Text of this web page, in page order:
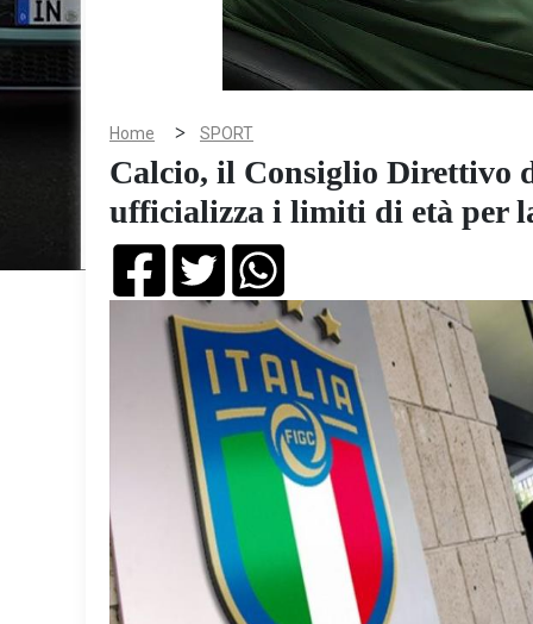
Home > SPORT
Calcio, il Consiglio Direttivo
ufficializza i limiti di età per